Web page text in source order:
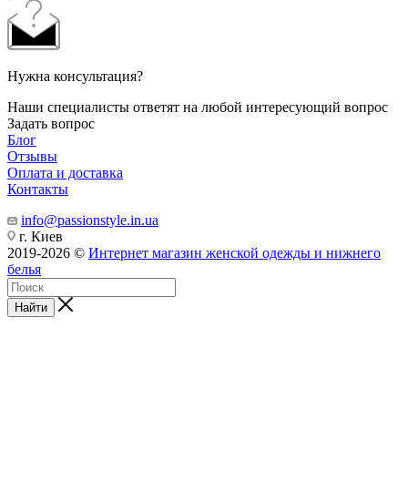
Нужна консультация?
Наши специалисты ответят на любой интересующий вопрос
Задать вопрос
Блог
Отзывы
Оплата и доставка
Контакты
info@passionstyle.in.ua
г. Киев
2019-2026 © Интернет магазин женской одежды и нижнего
белья
Найти